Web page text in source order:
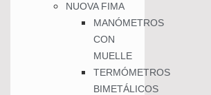
NUOVA FIMA
MANÓMETROS
CON
MUELLE
TERMÓMETROS
BIMETÁLICOS